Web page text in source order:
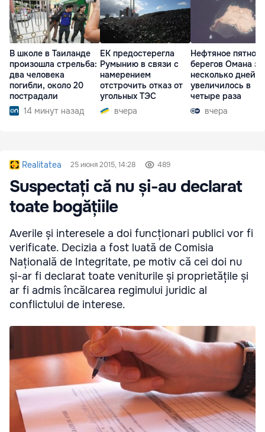
В школе в Таиланде
произошла стрельба:
два человека
погибли, около 20
пострадали
14 минут назад
ЕК предостерегла
Румынию в связи с
намерением
отстрочить отказ от
угольных ТЭС
вчера
Нефтяное пятно у
берегов Омана за
несколько дней
увеличилось в
четыре раза
вчера
Realitatea 25 июня 2015, 14:28 489
Suspectați că nu și-au declarat
toate bogățiile
Averile și interesele a doi funcționari publici vor fi
verificate. Decizia a fost luată de Comisia
Națională de Integritate, pe motiv că cei doi nu
și-ar fi declarat toate veniturile și proprietățile și
ar fi admis încălcarea regimului juridic al
conflictului de interese.